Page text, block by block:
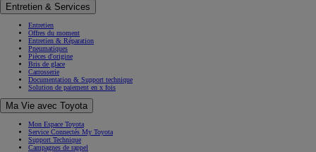
Entretien & Services
Entretien
Offres du moment
Entretien & Réparation
Pneumatiques
Pièces d'origine
Bris de glace
Carrosserie
Documentation & Support technique
Solution de paiement en x fois
Ma Vie avec Toyota
Mon Espace Toyota
Service Connectés My Toyota
Support Technique
Campagnes de rappel